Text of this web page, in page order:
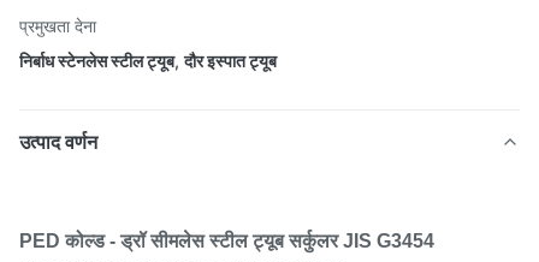
प्रमुखता देना
निर्बाध स्टेनलेस स्टील ट्यूब,दौर इस्पात ट्यूब
उत्पाद वर्णन
PED कोल्ड - ड्रॉ सीमलेस स्टील ट्यूब सर्कुलर JIS G3454